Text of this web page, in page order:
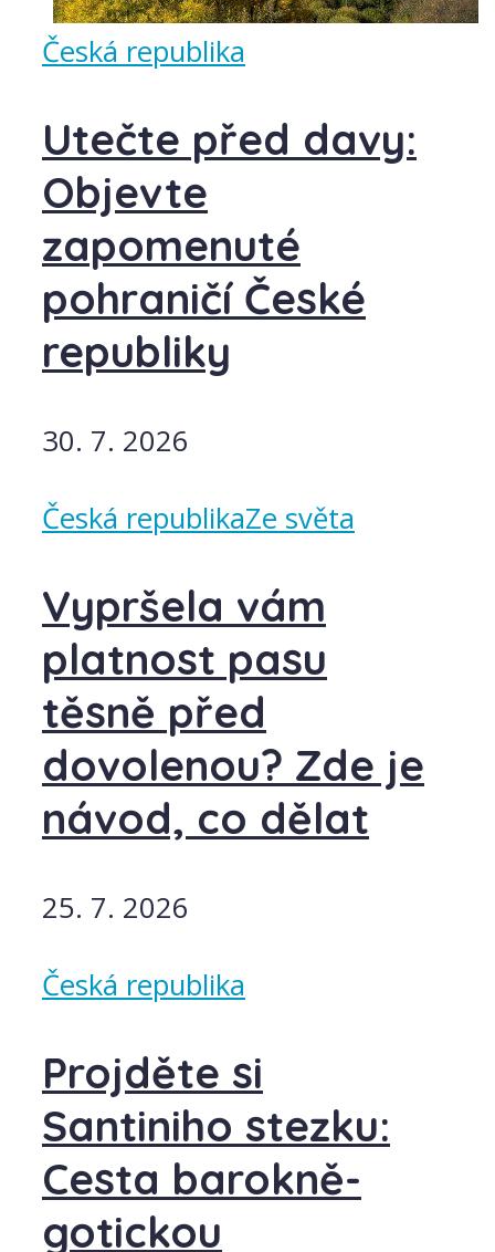
Česká republika
Utečte před davy:
Objevte
zapomenuté
pohraničí České
republiky
30. 7. 2026
Česká republikaZe světa
Vypršela vám
platnost pasu
těsně před
dovolenou? Zde je
návod, co dělat
25. 7. 2026
Česká republika
Projděte si
Santiniho stezku:
Cesta barokně-
gotickou